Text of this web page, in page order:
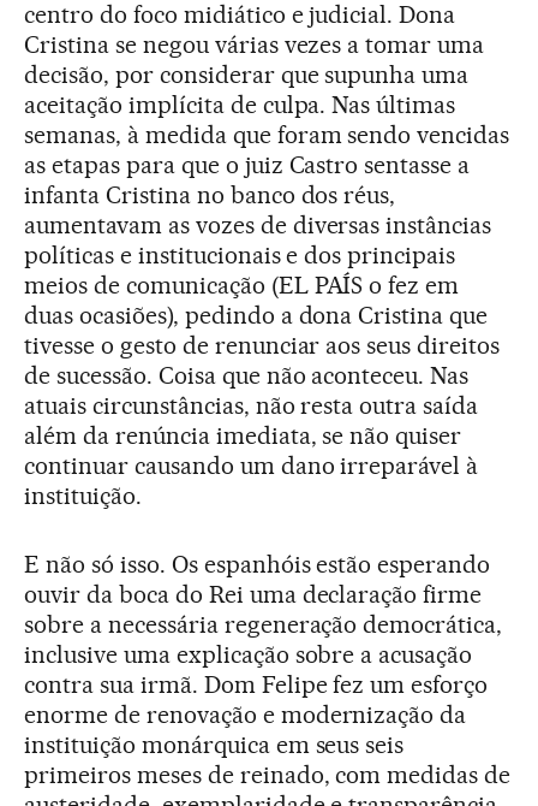
centro do foco midiático e judicial. Dona
Cristina se negou várias vezes a tomar uma
decisão, por considerar que supunha uma
aceitação implícita de culpa. Nas últimas
semanas, à medida que foram sendo vencidas
as etapas para que o juiz Castro sentasse a
infanta Cristina no banco dos réus,
aumentavam as vozes de diversas instâncias
políticas e institucionais e dos principais
meios de comunicação (EL PAÍS o fez em
duas ocasiões), pedindo a dona Cristina que
tivesse o gesto de renunciar aos seus direitos
de sucessão. Coisa que não aconteceu. Nas
atuais circunstâncias, não resta outra saída
além da renúncia imediata, se não quiser
continuar causando um dano irreparável à
instituição.
E não só isso. Os espanhóis estão esperando
ouvir da boca do Rei uma declaração firme
sobre a necessária regeneração democrática,
inclusive uma explicação sobre a acusação
contra sua irmã. Dom Felipe fez um esforço
enorme de renovação e modernização da
instituição monárquica em seus seis
primeiros meses de reinado, com medidas de